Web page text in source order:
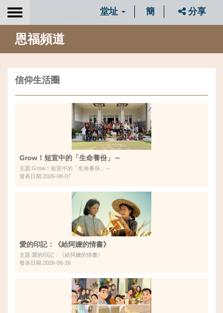
Toggle
堂址 簡 分享
恩福頻道
信仰生活圈
Grow！短宣中的「生命養份」～
主題:Grow！短宣中的「生命養份」～
發表日期:2026-08-07
愛的印記：《給阿嬤的情書》
主題:愛的印記：《給阿嬤的情書》
發表日期:2026-06-26